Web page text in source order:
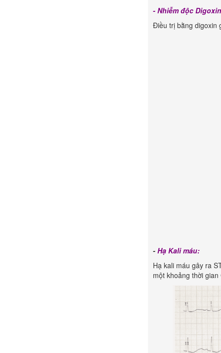
- Nhiễm độc
Điều trị bằng digoxin
- Hạ Kali máu:
Hạ kali máu gây ra
một khoảng thời gian